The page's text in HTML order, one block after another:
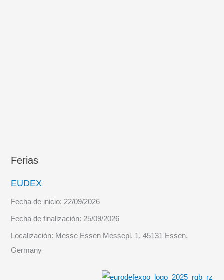
Ferias
EUDEX
Fecha de inicio: 22/09/2026
Fecha de finalización: 25/09/2026
Localización: Messe Essen Messepl. 1, 45131 Essen,
Germany